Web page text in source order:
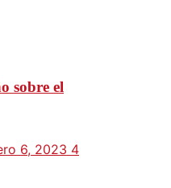
sobre el
6, 2023 4